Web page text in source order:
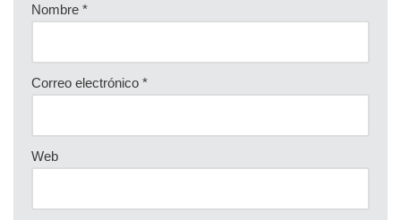
Nombre *
Correo electrónico *
Web